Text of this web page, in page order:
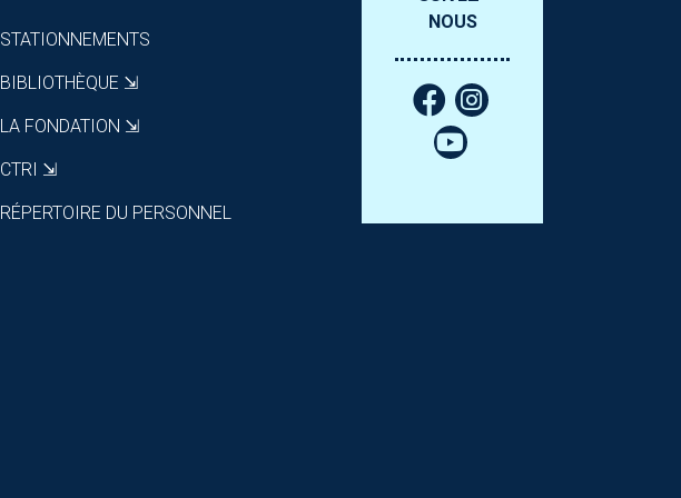
STATIONNEMENTS
BIBLIOTHÈQUE ⇲
LA FONDATION ⇲
CTRI ⇲
RÉPERTOIRE DU PERSONNEL
NOUS